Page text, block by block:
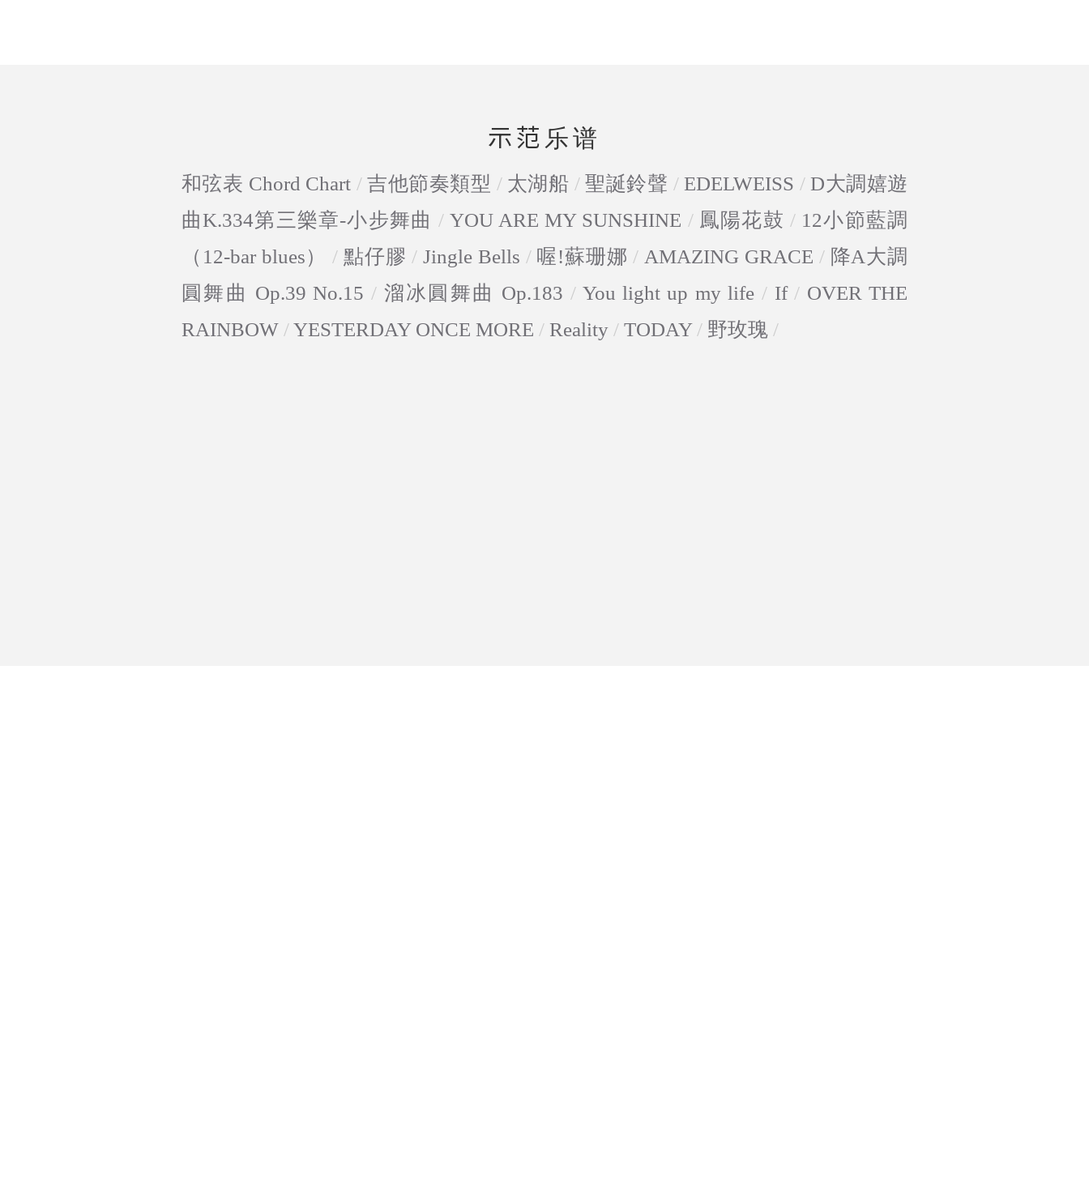
示范乐谱
和弦表 Chord Chart /吉他節奏類型 / 太湖船 /聖誕鈴聲 /EDELWEISS /D大調嬉遊
曲K.334第三樂章-小步舞曲 / YOU ARE MY SUNSHINE / 鳳陽花鼓 / 12小節藍調
（12-bar blues）
/ 點仔膠 / Jingle Bells / 喔!蘇珊娜 / AMAZING GRACE / 降A大調
圓舞曲 Op.39 No.15 / 溜冰圓舞曲 Op.183 / You light up my life / If/ OVER THE
RAINBOW /YESTERDAY ONCE MORE / Reality / TODAY/ 野玫瑰 /